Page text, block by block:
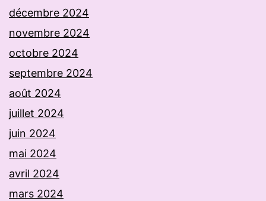
décembre 2024
novembre 2024
octobre 2024
septembre 2024
août 2024
juillet 2024
juin 2024
mai 2024
avril 2024
mars 2024